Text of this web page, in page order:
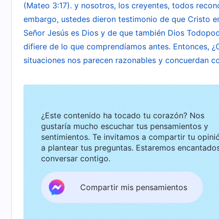
en igualdad de condiciones con todos
Padre, esto muestra que Jesús se
un hombre escogido por Dios (es decir, el Hijo
porque sois un ser creado? Por muy grande
Padre a Dios en el cielo, era únicamente por
decir, al Espíritu en el cielo) de esa manera
Espíritu de Dios en el cielo. Más bien, Su
una persona distinta. ¡La existencia de
Jesús era un Hijo del hombre sujeto a las
del Espíritu. Por esta razón, Él sólo podía
un ser creado. Es como cuando oró tres
quieras”. Antes de que lo pusieran en la cruz,
(Mateo 3:17). y nosotros, los creyentes, todos
embargo, ustedes dieron testimonio de que Cristo
Señor Jesús es Dios y de que también Dios
difiere de lo que comprendíamos antes. Entonces,
situaciones nos parecen razonables y concuerdan
¿Este contenido ha tocado tu corazón? Nos
gustaría mucho escuchar tus pensamientos y
sentimientos. Te invitamos a compartir tu opinión o
a plantear tus preguntas. Estaremos encantados de
conversar contigo.
Compartir mis pensamientos